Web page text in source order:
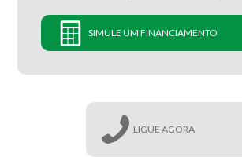
SIMULE UM FINANCIAMENTO
LIGUE AGORA